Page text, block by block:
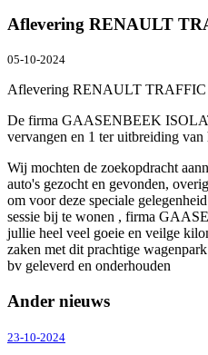
Aflevering RENAULT
05-10-2024
Aflevering RENAULT TRAFFIC
De firma GAASENBEEK
vervangen en 1 ter uitbreiding van
Wij mochten de zoekopdracht
auto's gezocht en gevonden,
om voor deze speciale
sessie bij te wonen , firma
jullie heel veel goeie en veilge
zaken met dit prachtige
bv geleverd en onderhouden
Ander nieuws
23-10-2024